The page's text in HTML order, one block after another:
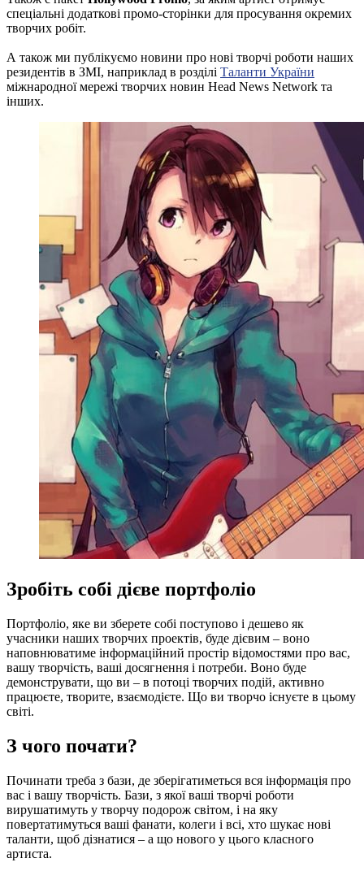
спеціальні додаткові промо-сторінки для просування окремих
творчих робіт.
А також ми публікуємо новини про нові творчі роботи наших
резидентів в ЗМІ, наприклад в розділі Таланти України
міжнародної мережі творчих новин Head News Network та
інших.
Зробіть собі дієве портфоліо
Портфоліо, яке ви зберете собі поступово і дешево як
учасники наших творчих проектів, буде дієвим – воно
наповнюватиме інформаційний простір відомостями про вас,
вашу творчість, ваші досягнення і потреби. Воно буде
демонструвати, що ви – в потоці творчих подій, активно
працюєте, творите, взаємодієте. Що ви творчо існуєте в цьому
світі.
З чого почати?
Починати треба з бази, де зберігатиметься вся інформація про
вас і вашу творчість. Бази, з якої ваші творчі роботи
вирушатимуть у творчу подорож світом, і на яку
повертатимуться ваші фанати, колеги і всі, хто шукає нові
таланти, щоб дізнатися – а що нового у цього класного
артиста.